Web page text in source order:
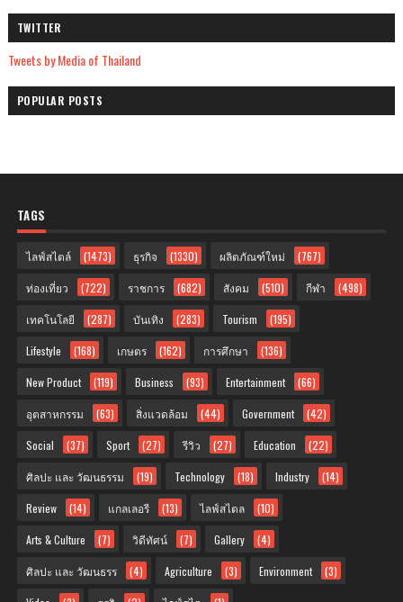
TWITTER
Tweets by Media of Thailand
POPULAR POSTS
TAGS
ไลฟ์สไตล์ (1473) ธุรกิจ (1330) ผลิตภัณฑ์ใหม่ (767)
ท่องเที่ยว (722) ราชการ (682) สังคม (510) กีฬา (498)
เทคโนโลยี (287) บันเทิง (283) Tourism (195)
Lifestyle (168) เกษตร (162) การศึกษา (136)
New Product (119) Business (93) Entertainment (66)
อุตสาหกรรม (63) สิ่งแวดล้อม (44) Government (42)
Social (37) Sport (27) รีวิว (27) Education (22)
ศิลปะ และ วัฒนธรรม (19) Technology (18) Industry (14)
Review (14) แกลเลอรี (13) ไลฟ์สไตล (10)
Arts & Culture (7) วิดีทัศน์ (7) Gallery (4)
ศิลปะ และ วัฒนธรร (4) Agriculture (3) Environment (3)